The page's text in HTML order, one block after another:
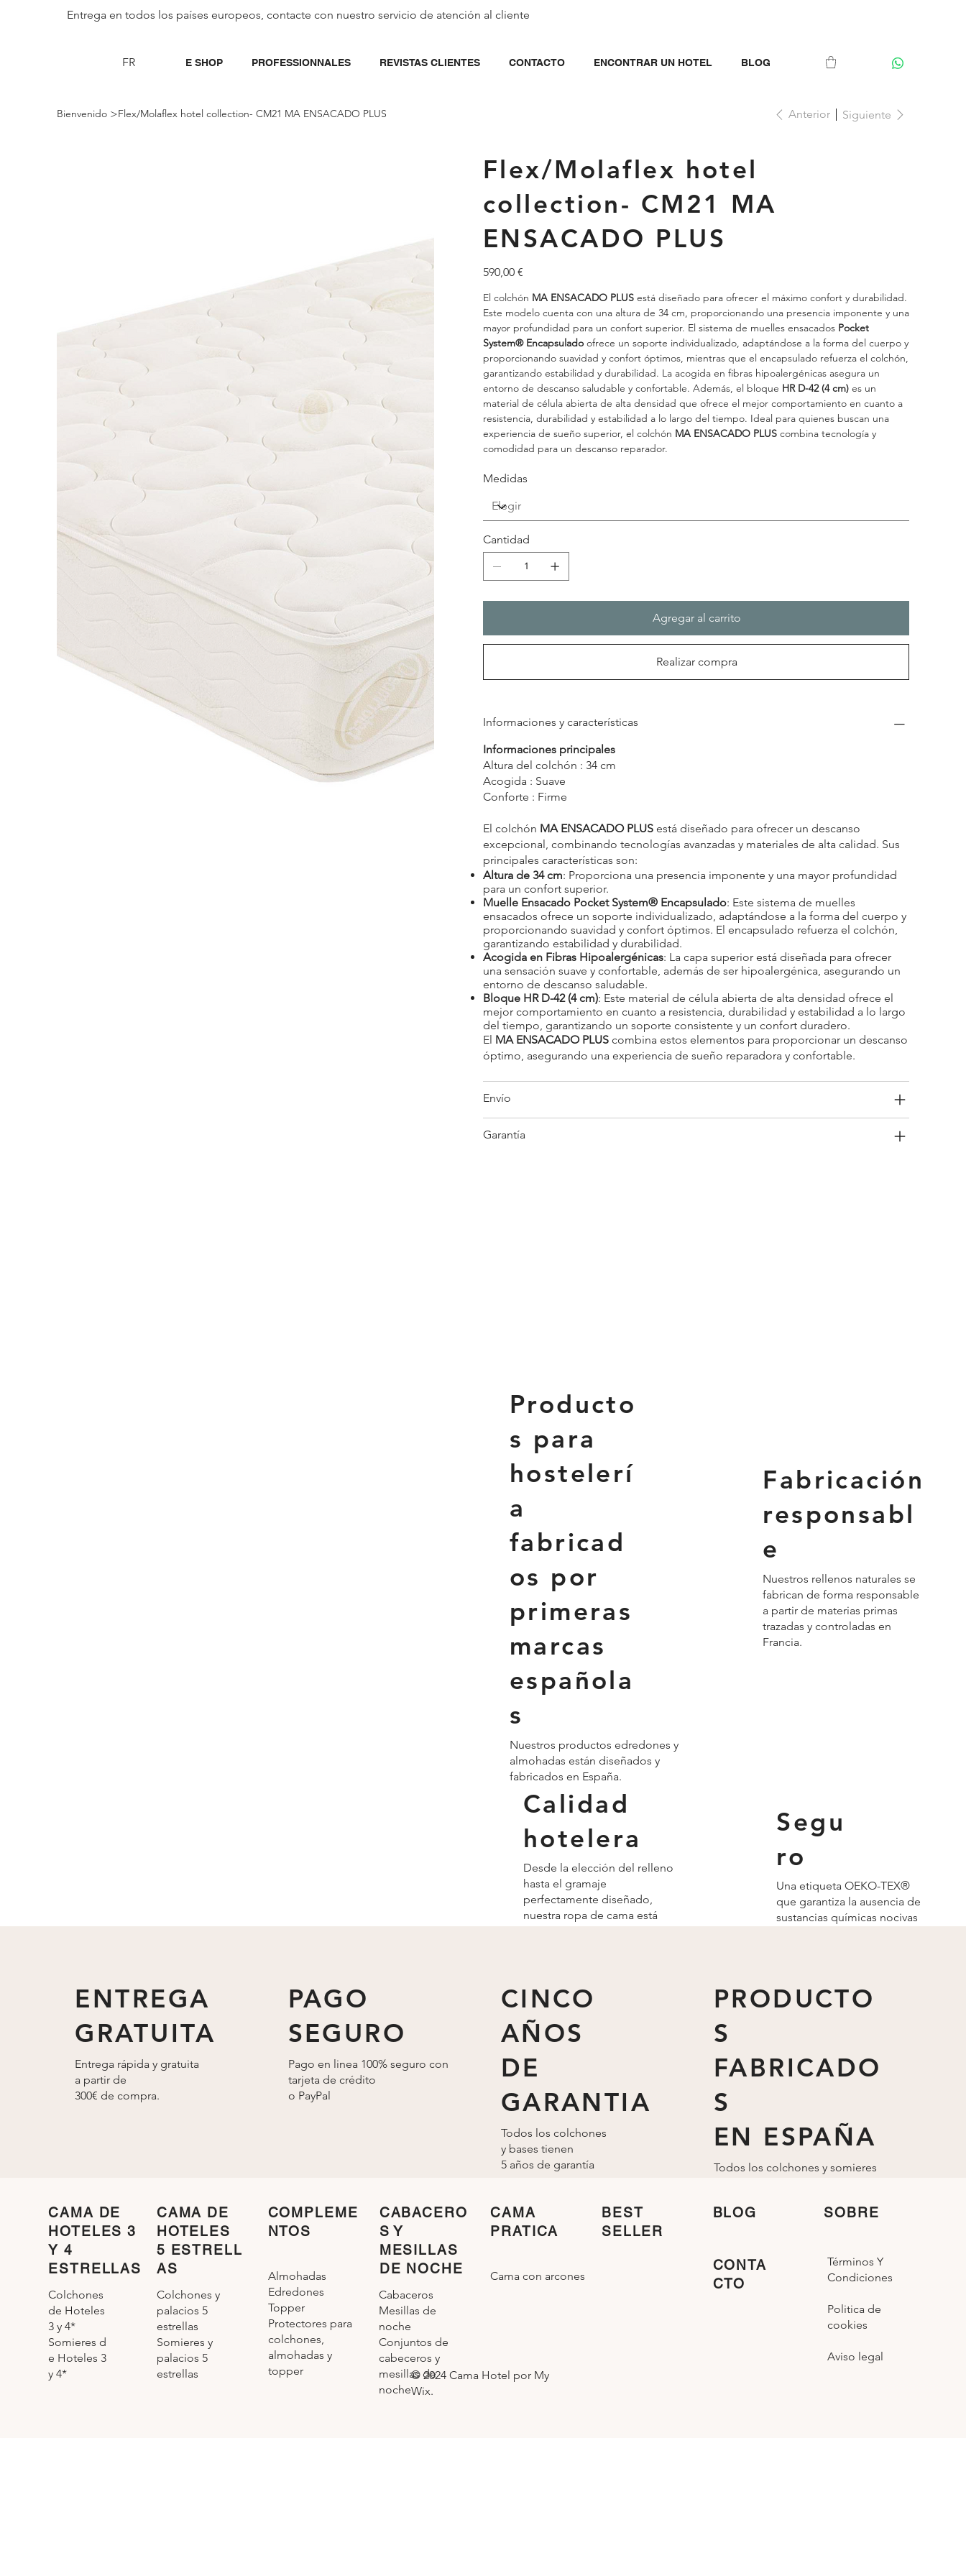
Entrega en todos los países europeos, contacte con nuestro servicio de atención al cliente
E SHOP PROFESSIONNALES REVISTAS CLIENTES CONTACTO ENCONTRAR UN HOTEL BLOG
FR
Bienvenido >Flex/Molaflex hotel collection- CM21 MA ENSACADO PLUS Anterior Siguiente
Flex/Molaflex hotel
collection- CM21 MA
ENSACADO PLUS
Precio
590,00 €
El colchón MA ENSACADO PLUS está diseñado para ofrecer el máximo confort y durabilidad.
Este modelo cuenta con una altura de 34 cm, proporcionando una presencia imponente y una
mayor profundidad para un confort superior. El sistema de muelles ensacados Pocket
System® Encapsulado ofrece un soporte individualizado, adaptándose a la forma del cuerpo y
proporcionando suavidad y confort óptimos, mientras que el encapsulado refuerza el colchón,
garantizando estabilidad y durabilidad. La acogida en fibras hipoalergénicas asegura un
entorno de descanso saludable y confortable. Además, el bloque HR D-42 (4 cm) es un
material de célula abierta de alta densidad que ofrece el mejor comportamiento en cuanto a
resistencia, durabilidad y estabilidad a lo largo del tiempo. Ideal para quienes buscan una
experiencia de sueño superior, el colchón MA ENSACADO PLUS combina tecnología y
comodidad para un descanso reparador.
Medidas
Cantidad
Agregar al carrito
Realizar compra
Informaciones y características
Informaciones principales
Altura del colchón : 34 cm
Acogida : Suave
Conforte : Firme
El colchón MA ENSACADO PLUS está diseñado para ofrecer un descanso
excepcional, combinando tecnologías avanzadas y materiales de alta calidad. Sus
principales características son:
Altura de 34 cm: Proporciona una presencia imponente y una mayor profundidad
para un confort superior.
Muelle Ensacado Pocket System® Encapsulado: Este sistema de muelles
ensacados ofrece un soporte individualizado, adaptándose a la forma del cuerpo y
proporcionando suavidad y confort óptimos. El encapsulado refuerza el colchón,
garantizando estabilidad y durabilidad.
Acogida en Fibras Hipoalergénicas: La capa superior está diseñada para ofrecer
una sensación suave y confortable, además de ser hipoalergénica, asegurando un
entorno de descanso saludable.
Bloque HR D-42 (4 cm): Este material de célula abierta de alta densidad ofrece el
mejor comportamiento en cuanto a resistencia, durabilidad y estabilidad a lo largo
del tiempo, garantizando un soporte consistente y un confort duradero.
El MA ENSACADO PLUS combina estos elementos para proporcionar un descanso
óptimo, asegurando una experiencia de sueño reparadora y confortable.
Envío
Garantía
Producto
s para
hostelerí
a
fabricad
os por
primeras
marcas
española
s
Nuestros productos edredones y
almohadas están diseñados y
fabricados en España.
Calidad
hotelera
Desde la elección del relleno
hasta el gramaje
perfectamente diseñado,
nuestra ropa de cama está
Fabricación
responsabl
e
Nuestros rellenos naturales se
fabrican de forma responsable
a partir de materias primas
trazadas y controladas en
Francia.
Segu
ro
Una etiqueta OEKO-TEX®
que garantiza la ausencia de
sustancias químicas nocivas
ENTREGA
GRATUITA
Entrega rápida y gratuita
a partir de
300€ de compra.
PAGO
SEGURO
Pago en linea 100% seguro con
tarjeta de crédito
o PayPal
CINCO
AÑOS
DE
GARANTIA
Todos los colchones
y bases tienen
5 años de garantía
PRODUCTO
S
FABRICADO
S
EN ESPAÑA
Todos los colchones y somieres
CAMA DE
HOTELES 3
Y 4
ESTRELLAS
Colchones
de Hoteles
3 y 4*
Somieres d
e Hoteles 3
y 4*
CAMA DE
HOTELES
5 ESTRELL
AS
Colchones y
palacios 5
estrellas
Somieres y
palacios 5
estrellas
COMPLEME
NTOS
Almohadas
Edredones
Topper
Protectores para
colchones,
almohadas y
topper
CABACERO
S Y
MESILLAS
DE NOCHE
Cabaceros
Mesillas de
noche
Conjuntos de
cabeceros y
mesillas de
noche
© 2024 Cama Hotel por My
Wix.
CAMA
PRATICA
Cama con arcones
BEST
SELLER
BLOG
CONTA
CTO
SOBRE
Términos Y
Condiciones
Politica de
cookies
Aviso legal